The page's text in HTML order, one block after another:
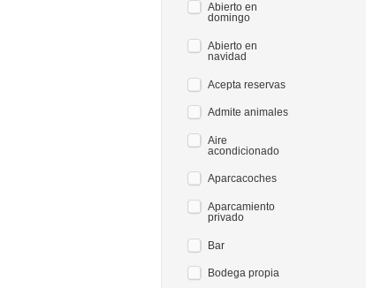
Abierto en
domingo
Abierto en
navidad
Acepta reservas
Admite animales
Aire
acondicionado
Aparcacoches
Aparcamiento
privado
Bar
Bodega propia